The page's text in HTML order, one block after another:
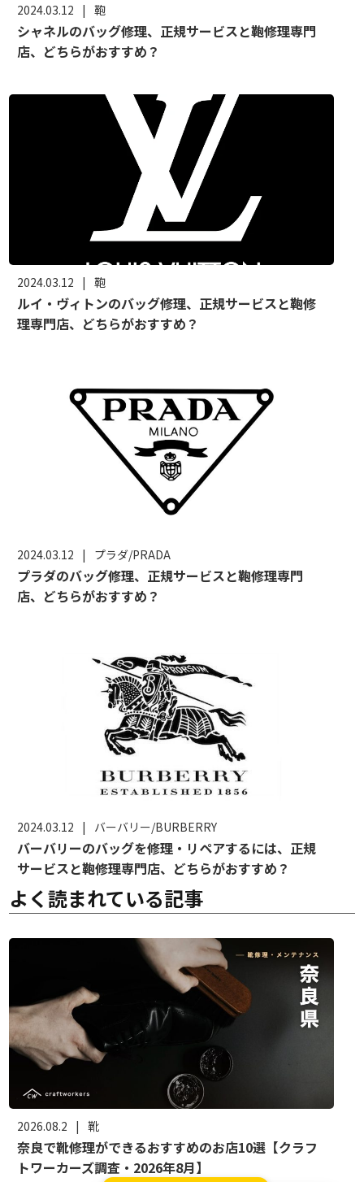
2024.03.12 | 鞄
シャネルのバッグ修理、正規サービスと鞄修理専門
店、どちらがおすすめ？
2024.03.12 | 鞄
ルイ・ヴィトンのバッグ修理、正規サービスと鞄修
理専門店、どちらがおすすめ？
2024.03.12 | プラダ/PRADA
プラダのバッグ修理、正規サービスと鞄修理専門
店、どちらがおすすめ？
2024.03.12 | バーバリー/BURBERRY
バーバリーのバッグを修理・リペアするには、正規
サービスと鞄修理専門店、どちらがおすすめ？
よく読まれている記事
2026.08.2 | 靴
奈良で靴修理ができるおすすめのお店10選【クラフ
トワーカーズ調査・2026年8月】